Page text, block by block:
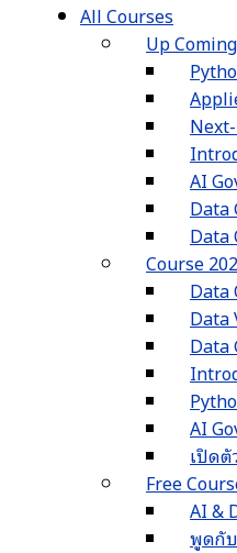
All Courses
Up
AI
Data
Data
Course
Data
Data
Data
AI
เปิด
Free
AI &
พูดกับ